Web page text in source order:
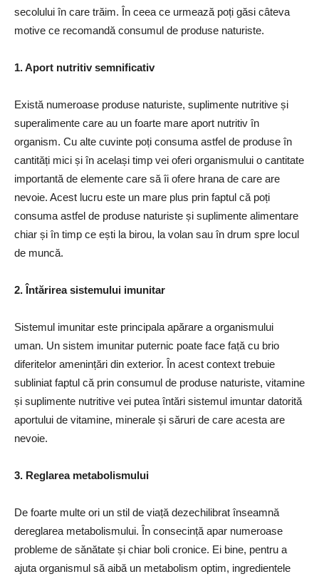
secolului în care trăim. În ceea ce urmează poți găsi câteva
motive ce recomandă consumul de produse naturiste.
1. Aport nutritiv semnificativ
Există numeroase produse naturiste, suplimente nutritive și
superalimente care au un foarte mare aport nutritiv în
organism. Cu alte cuvinte poți consuma astfel de produse în
cantități mici și în același timp vei oferi organismului o cantitate
importantă de elemente care să îi ofere hrana de care are
nevoie. Acest lucru este un mare plus prin faptul că poți
consuma astfel de produse naturiste și suplimente alimentare
chiar și în timp ce ești la birou, la volan sau în drum spre locul
de muncă.
2. Întărirea sistemului imunitar
Sistemul imunitar este principala apărare a organismului
uman. Un sistem imunitar puternic poate face față cu brio
diferitelor amenințări din exterior. În acest context trebuie
subliniat faptul că prin consumul de produse naturiste, vitamine
și suplimente nutritive vei putea întări sistemul imuntar datorită
aportului de vitamine, minerale și săruri de care acesta are
nevoie.
3. Reglarea metabolismului
De foarte multe ori un stil de viață dezechilibrat înseamnă
dereglarea metabolismului. În consecință apar numeroase
probleme de sănătate și chiar boli cronice. Ei bine, pentru a
ajuta organismul să aibă un metabolism optim, ingredientele